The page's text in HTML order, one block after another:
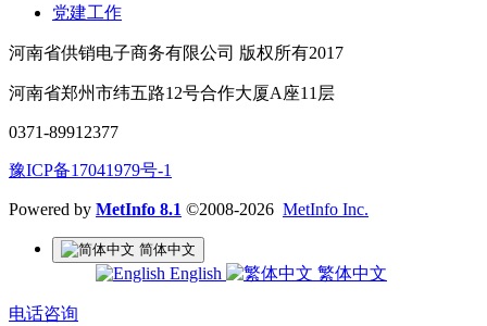
党建工作
河南省供销电子商务有限公司 版权所有2017
河南省郑州市纬五路12号合作大厦A座11层
0371-89912377
豫ICP备17041979号-1
Powered by MetInfo 8.1 ©2008-2026 MetInfo Inc.
简体中文
English 繁体中文
电话咨询